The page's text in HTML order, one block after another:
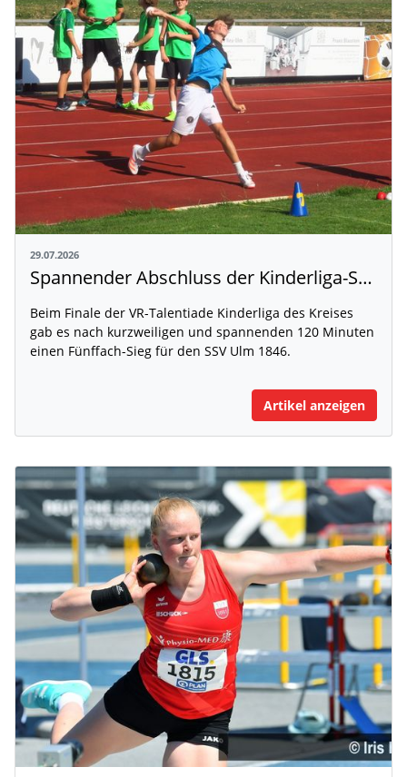
29.07.2026
Spannender Abschluss der Kinderliga-Saison
Beim Finale der VR-Talentiade Kinderliga des Kreises
gab es nach kurzweiligen und spannenden 120 Minuten
einen Fünffach-Sieg für den SSV Ulm 1846.
Artikel anzeigen